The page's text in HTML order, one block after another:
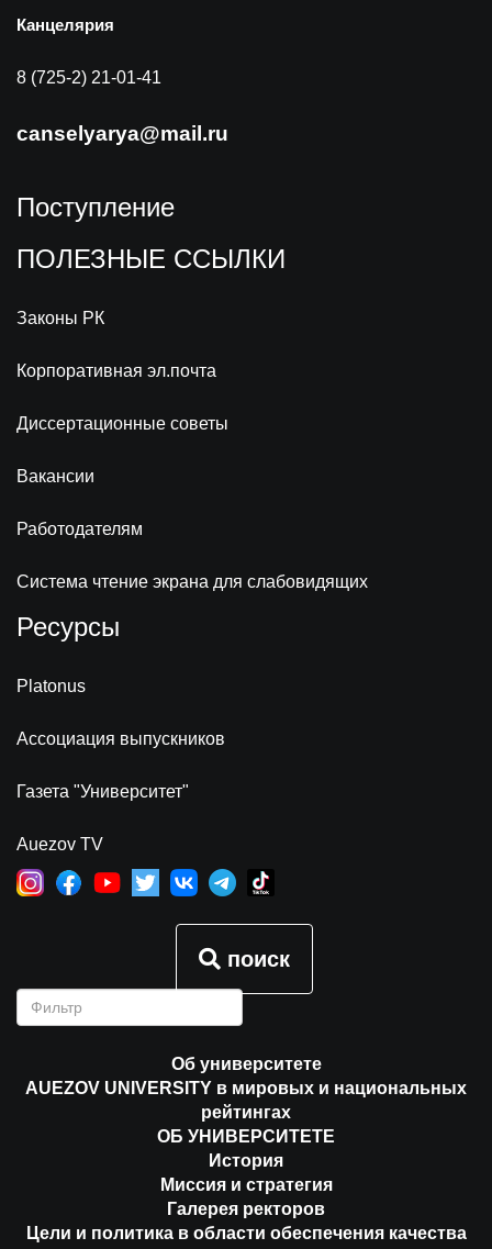
Канцелярия
8 (725-2) 21-01-41
canselyarya@mail.ru
Поступление
ПОЛЕЗНЫЕ ССЫЛКИ
Законы РК
Корпоративная эл.почта
Диссертационные советы
Вакансии
Работодателям
Система чтение экрана для слабовидящих
Ресурсы
Platonus
Ассоциация выпускников
Газета "Университет"
Auezov TV
поиск
Об университете
AUEZOV UNIVERSITY в мировых и национальных
рейтингах
ОБ УНИВЕРСИТЕТЕ
История
Миссия и стратегия
Галерея ректоров
Цели и политика в области обеспечения качества